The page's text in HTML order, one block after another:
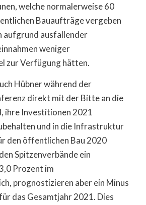
welche normalerweise 60
Bauaufträge vergeben
aufgrund ausfallender
weniger
zur Verfügung hätten.
Hübner während der
direkt mit der Bitte an die
ihre Investitionen 2021
und in die Infrastruktur
den öffentlichen Bau 2020
Spitzenverbände ein
Prozent im
prognostizieren aber ein Minus
das Gesamtjahr 2021. Dies